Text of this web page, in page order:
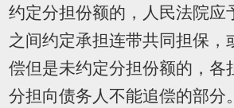
约定分担份额的，人民法院应
之间约定承担连带共同担保，
偿但是未约定分担份额的，各
分担向债务人不能追偿的部分。